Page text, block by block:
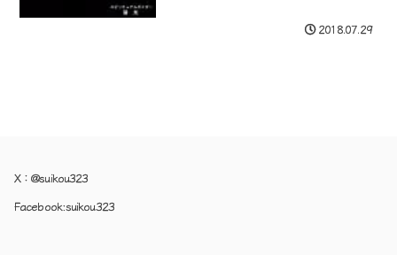
2018.07.29
X：@suikou323
Facebook:suikou323